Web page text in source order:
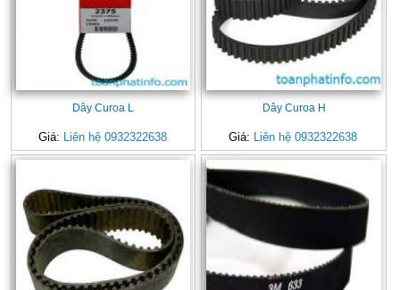
Dây Curoa L
Giá: Liên hệ 0932322638
Dây Curoa H
Giá: Liên hệ 0932322638